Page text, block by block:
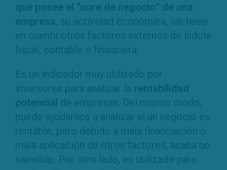
que posee el “core de negocio” de una
empresa, su actividad económica, sin tener
en cuenta otros factores externos de índole
fiscal, contable o financiera.
Es un indicador muy utilizado por
inversores para analizar la rentabilidad
potencial de empresas. Del mismo modo,
puede ayudarnos a analizar si un negocio es
rentable, pero debido a mala financiación o
mala aplicación de otros factores, acaba no
siéndolo. Por otro lado, es utilizado para